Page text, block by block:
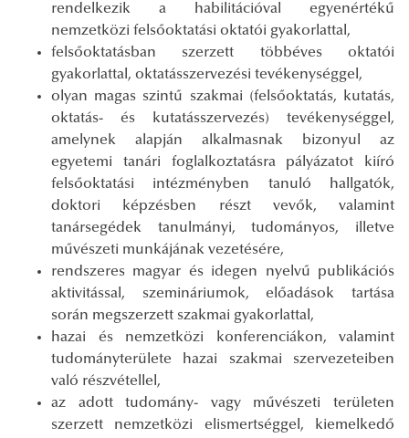
rendelkezik a habilitációval egyenértékű
nemzetközi felsőoktatási oktatói gyakorlattal,
felsőoktatásban szerzett többéves oktatói
gyakorlattal, oktatásszervezési tevékenységgel,
olyan magas szintű szakmai (felsőoktatás, kutatás,
oktatás- és kutatásszervezés) tevékenységgel,
amelynek alapján alkalmasnak bizonyul az
egyetemi tanári foglalkoztatásra pályázatot kiíró
felsőoktatási intézményben tanuló hallgatók,
doktori képzésben részt vevők, valamint
tanársegédek tanulmányi, tudományos, illetve
művészeti munkájának vezetésére,
rendszeres magyar és idegen nyelvű publikációs
aktivitással, szemináriumok, előadások tartása
során megszerzett szakmai gyakorlattal,
hazai és nemzetközi konferenciákon, valamint
tudományterülete hazai szakmai szervezeteiben
való részvétellel,
az adott tudomány- vagy művészeti területen
szerzett nemzetközi elismertséggel, kiemelkedő